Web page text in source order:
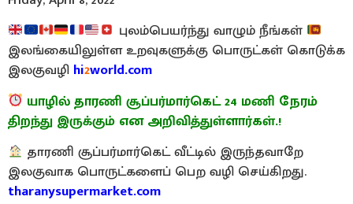
புலம்பெயர்ந்து வாழும் நீங்கள்
இலங்கையிலுள்ள உறவுகளுக்கு பொருட்கள் கொடுக்க
இலகுவழி hi2world.com
யாழில் தாரணி சூப்பர்மார்கெட் 24 மணி நேரம்
திறந்து இருக்கும் என அறிவித்துள்ளார்கள்.!
தாரணி சூப்பர்மார்கெட் வீட்டில் இருந்தவாறே
இலகுவாக பொருட்களைப் பெற வழி செய்கிறது.
tharanysupermarket.com